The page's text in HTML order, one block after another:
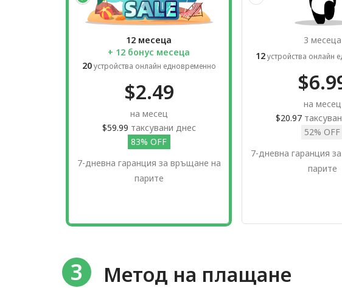
12 месеца
+ 12 бонус месеца
20устройства онлайн едновременно
$2.49
на месец
$59.99 таксувани днес
83% OFF
7-дневна гаранция за връщане на
парите
3 месеца
12устройства онлайн
на месец
$20.97
52% OFF
7-дневна гаранция
парите
3 Метод на плащане